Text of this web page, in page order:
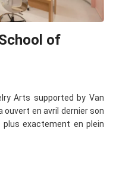
of
Arts supported by Van
ouvert en avril dernier son
exactement en plein